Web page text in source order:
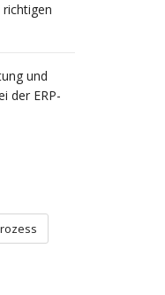
richtigen
und
der ERP-